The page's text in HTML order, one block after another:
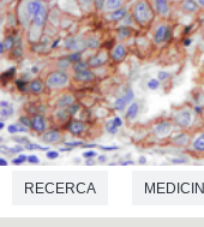
RECERCA